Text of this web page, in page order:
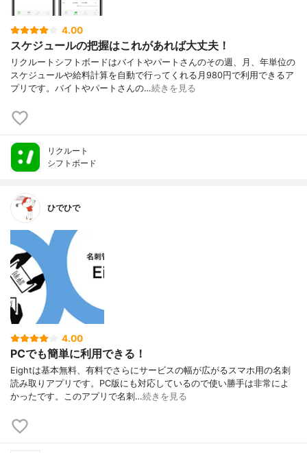
4.00
スケジュールの把握はこれがあれば大丈夫！
リクルートシフトボードはバイトやパートさんのその週、月、年単位の
スケジュールや給料計算を自動で行ってくれる月980円で利用できるア
プリです。バイトやパートさんの…続きを見る
リクルート
シフトボード
ひでひで
4.00
PCでも簡単に利用できる！
Eightは基本無料、有料でさらにサービスの幅が広がるスマホ用の名刺
読み取りアプリです。PC版にも対応しているので使い勝手は非常によ
かったです。このアプリで名刺…続きを見る